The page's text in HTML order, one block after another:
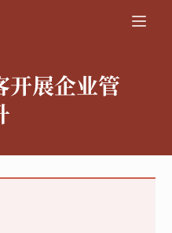
开展企业管